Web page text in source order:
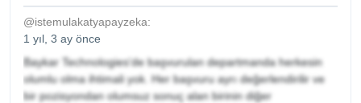
@istemulakatyapayzeka:
1 yıl, 3 ay önce
Baykar Technologies'de başvurulan departmanda herkesin
olumlu olma ihtimali yok. Her başvuru ayrı değerlendirilir ve
bir pozisyondan olumsuz sonuç alan birinin diğer